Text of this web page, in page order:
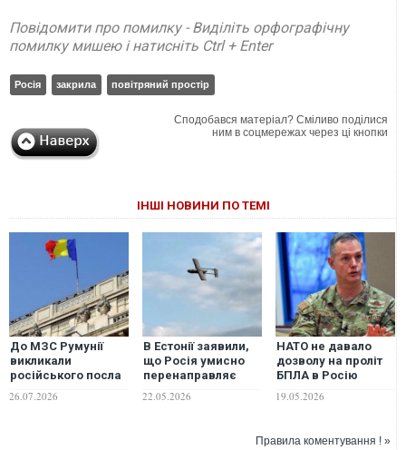
Повідомити про помилку - Виділіть орфографічну
помилку мишею і натисніть Ctrl + Enter
Росія закрила повітряний простір
Сподобався матеріал? Сміливо поділися
ним в соцмережах через ці кнопки
ІНШІ НОВИНИ ПО ТЕМІ
До МЗС Румунії
викликали
російського посла
26.07.2026
В Естонії заявили,
що Росія умисно
перенаправляє
повітряний простір
22.05.2026
НАТО не давало
дозволу на проліт
БПЛА в Росію
простір Балтії, -
19.05.2026
Правила коментування ! »